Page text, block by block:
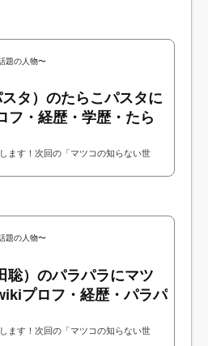
題の人物〜
タ）のたらこパスタに
フ・経歴・学歴・たら
ます！次回の「マツコの知らない世
題の人物〜
聡）のパラパラにマツ
プロフ・経歴・パラパ
ます！次回の「マツコの知らない世